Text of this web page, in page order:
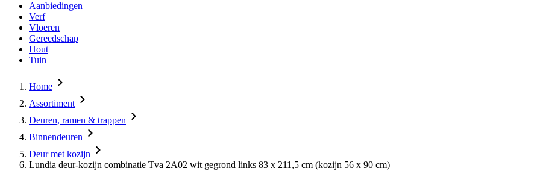
Aanbiedingen
Verf
Vloeren
Gereedschap
Hout
Tuin
Home
Assortiment
Deuren, ramen & trappen
Binnendeuren
Deur met kozijn
Lundia deur-kozijn combinatie Tva 2A02 wit gegrond links 83 x 211,5 cm (kozijn 56 x 90 cm)